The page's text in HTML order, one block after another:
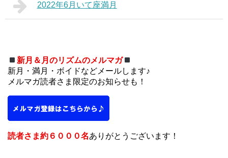
2022年6月いて座満月
新月＆月のリズムのメルマガ
新月・満月・ボイドなどメールします♪
メルマガ読者さま限定のお知らせも！
読者さま約６０００名ありがとうございます！